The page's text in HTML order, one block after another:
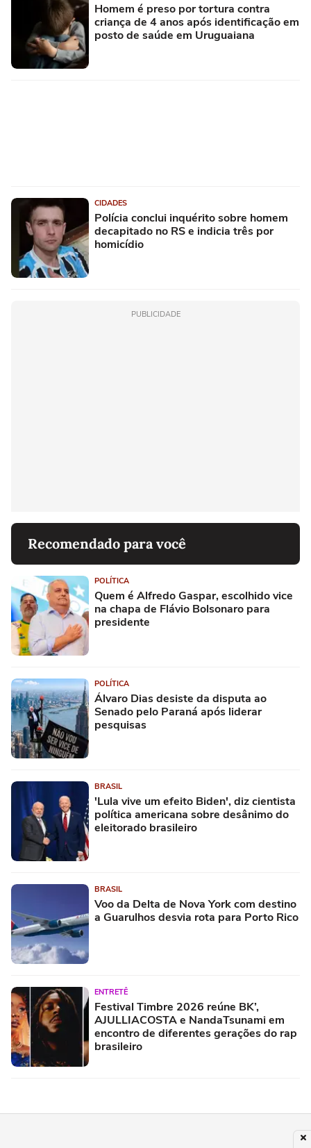
Homem é preso por tortura contra
criança de 4 anos após identificação em
posto de saúde em Uruguaiana
CIDADES
Polícia conclui inquérito sobre homem
decapitado no RS e indicia três por
homicídio
PUBLICIDADE
Recomendado para você
POLÍTICA
Quem é Alfredo Gaspar, escolhido vice
na chapa de Flávio Bolsonaro para
presidente
POLÍTICA
Álvaro Dias desiste da disputa ao
Senado pelo Paraná após liderar
pesquisas
BRASIL
'Lula vive um efeito Biden', diz cientista
política americana sobre desânimo do
eleitorado brasileiro
BRASIL
Voo da Delta de Nova York com destino
a Guarulhos desvia rota para Porto Rico
ENTRETÊ
Festival Timbre 2026 reúne BK’,
AJULLIACOSTA e NandaTsunami em
encontro de diferentes gerações do rap
brasileiro